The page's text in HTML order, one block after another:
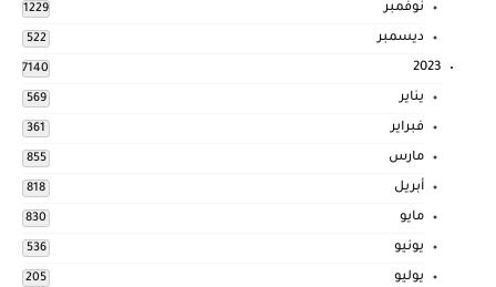
نوفمبر 1229
ديسمبر 522
2023
7140
يناير 569
فبراير 361
مارس 855
أبريل 818
مايو 830
يونيو 536
يوليو 205